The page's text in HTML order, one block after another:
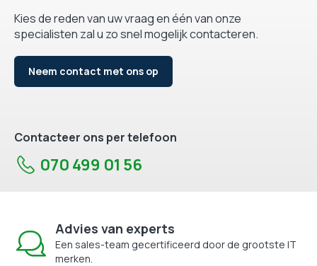
Kies de reden van uw vraag en één van onze
specialisten zal u zo snel mogelijk contacteren.
Neem contact met ons op
Contacteer ons per telefoon
070 499 01 56
Advies van experts
Een sales-team gecertificeerd door de grootste IT
merken.